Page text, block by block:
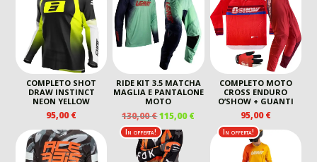
COMPLETO SHOT
DRAW INSTINCT
NEON YELLOW
95,00€
RIDE KIT 3.5 MATCHA
MAGLIA E PANTALONE
MOTO
130,00€IL
PREZZO
ORIGINALE
ERA:
115,00€IL
PREZZO
ATTUALE
COMPLETO MOTO
CROSS ENDURO
O’SHOW + GUANTI
95,00€
In offerta! In offerta!